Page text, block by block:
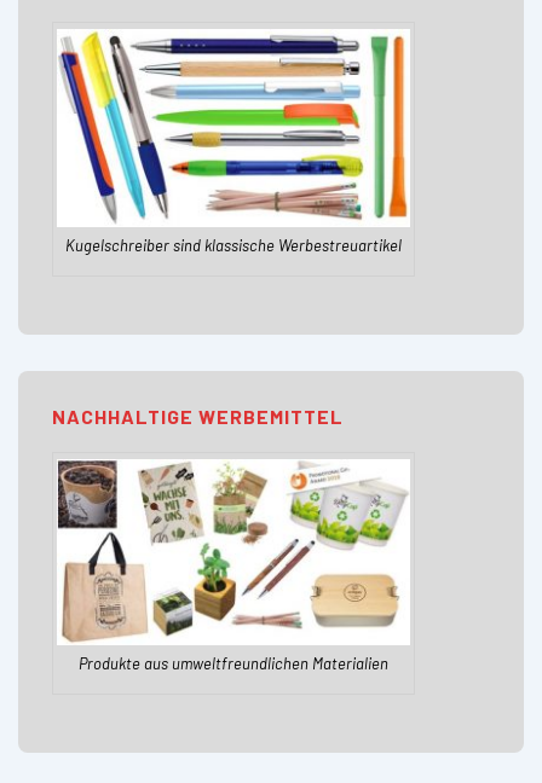
Kugelschreiber sind klassische Werbestreuartikel
NACHHALTIGE WERBEMITTEL
Produkte aus umweltfreundlichen Materialien